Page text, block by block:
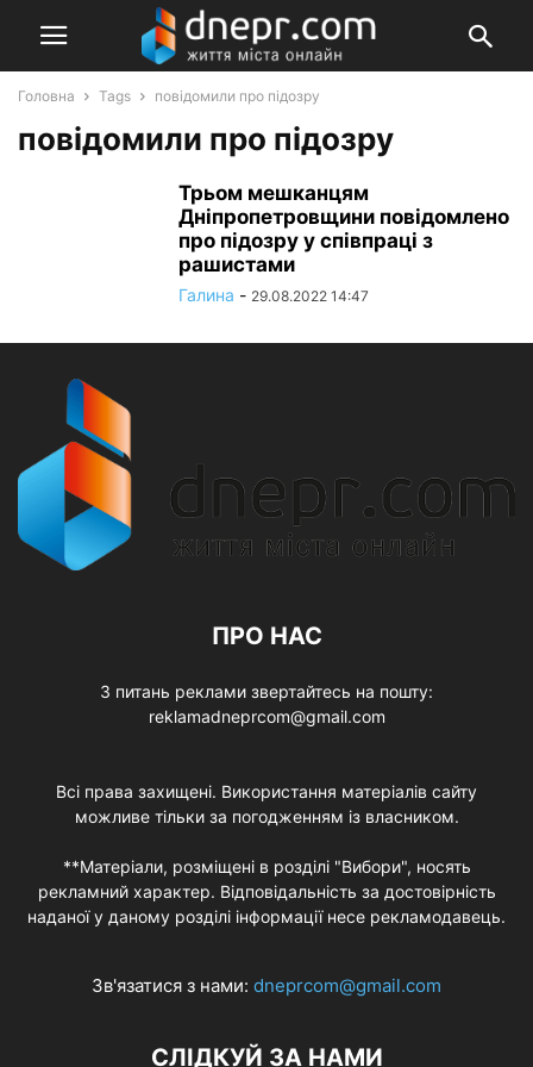
Головна Tags повідомили про підозру
повідомили про підозру
Трьом мешканцям
Дніпропетровщини повідомлено
про підозру у співпраці з
рашистами
Галина - 29.08.2022 14:47
ПРО НАС
З питань реклами звертайтесь на пошту:
reklamadneprcom@gmail.com
Всі права захищені. Використання матеріалів сайту
можливе тільки за погодженням із власником.
**Матеріали, розміщені в розділі "Вибори", носять
рекламний характер. Відповідальність за достовірність
наданої у даному розділі інформації несе рекламодавець.
Зв'язатися з нами: dneprcom@gmail.com
СЛІДКУЙ ЗА НАМИ